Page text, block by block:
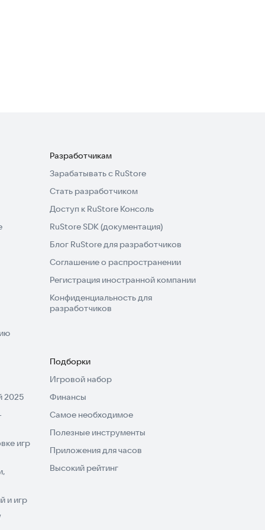
Разработчикам
Зарабатывать с RuStore
Стать разработчиком
Доступ к RuStore Консоль
RuStore SDK (документация)
Блог RuStore для разработчиков
Соглашение о распространении
Регистрация иностранной компании
Конфиденциальность для
разработчиков
2025
игр
и игр
Подборки
Игровой набор
Финансы
Самое необходимое
Полезные инструменты
Приложения для часов
Высокий рейтинг